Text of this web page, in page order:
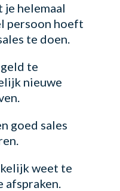
je helemaal
persoon hoeft
te doen.
te
nieuwe
goed sales
weet te